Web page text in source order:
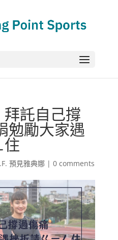
拜託自己撐
勉勵大家遇
住
預見雅典娜| 0 comments